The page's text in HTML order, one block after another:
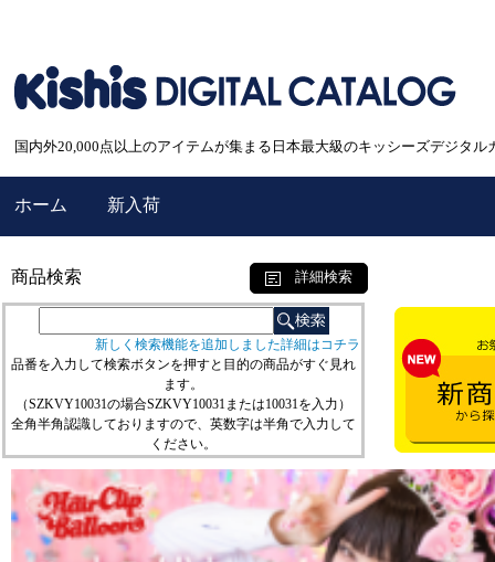
国内外20,000点以上のアイテムが集まる日本最大級のキッシーズデジタル
ホーム 新入荷
商品検索 詳細検索
新しく検索機能を追加しました詳細はコチラ
品番を入力して検索ボタンを押すと目的の商品がすぐ見れ
ます。
（SZKVY10031の場合SZKVY10031または10031を入力）
全角半角認識しておりますので、英数字は半角で入力して
ください。